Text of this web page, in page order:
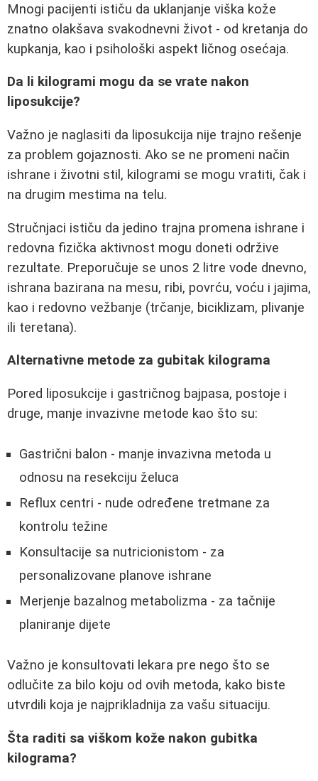
Mnogi pacijenti ističu da uklanjanje viška kože
znatno olakšava svakodnevni život - od kretanja do
kupkanja, kao i psihološki aspekt ličnog osećaja.
Da li kilogrami mogu da se vrate nakon
liposukcije?
Važno je naglasiti da liposukcija nije trajno rešenje
za problem gojaznosti. Ako se ne promeni način
ishrane i životni stil, kilogrami se mogu vratiti, čak i
na drugim mestima na telu.
Stručnjaci ističu da jedino trajna promena ishrane i
redovna fizička aktivnost mogu doneti održive
rezultate. Preporučuje se unos 2 litre vode dnevno,
ishrana bazirana na mesu, ribi, povrću, voću i jajima,
kao i redovno vežbanje (trčanje, biciklizam, plivanje
ili teretana).
Alternativne metode za gubitak kilograma
Pored liposukcije i gastričnog bajpasa, postoje i
druge, manje invazivne metode kao što su:
Gastrični balon - manje invazivna metoda u
odnosu na resekciju želuca
Reflux centri - nude određene tretmane za
kontrolu težine
Konsultacije sa nutricionistom - za
personalizovane planove ishrane
Merjenje bazalnog metabolizma - za tačnije
planiranje dijete
Važno je konsultovati lekara pre nego što se
odlučite za bilo koju od ovih metoda, kako biste
utvrdili koja je najprikladnija za vašu situaciju.
Šta raditi sa viškom kože nakon gubitka
kilograma?